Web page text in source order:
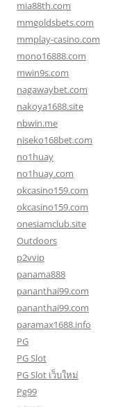
mia88th.com
mmgoldsbets.com
mmplay-casino.com
mono16888.com
mwin9s.com
nagawaybet.com
nakoya1688.site
nbwin.me
niseko168bet.com
no1huay
no1huay.com
okcasino159.com
okcasino159.com
onesiamclub.site
Outdoors
p2vvip
panama888
pananthai99.com
pananthai99.com
paramax1688.info
PG
PG Slot
PG Slot เว็บใหม่
Pg99